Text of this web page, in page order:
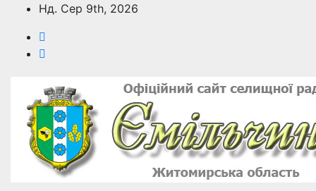
Перейти
вмісту
Нд. Сер 9th, 2026